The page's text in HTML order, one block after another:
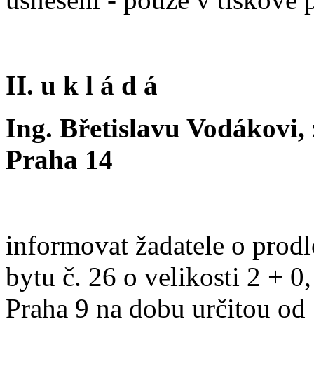
II. u k l á d á
Ing. Břetislavu Vodákovi,
Praha 14
informovat žadatele o
bytu č. 26 o velikosti 2 +
Praha 9 na dobu určitou